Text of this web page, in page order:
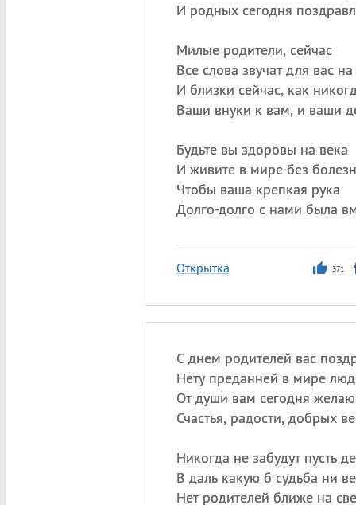
И родных сегодня
Милые родители, сейчас
Все слова звучат для вас на
И близки сейчас, как
Ваши внуки к вам, и ваши
Будьте вы здоровы на века
И живите в мире без
Чтобы ваша крепкая рука
Долго-долго с нами была
Открытка 371
С днем родителей вас
Нету преданней в мире
От души вам сегодня желаю
Счастья, радости, добрых
Никогда не забудут пусть
В даль какую б судьба ни
Нет родителей ближе на